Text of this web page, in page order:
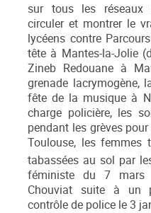
sur tous les réseaux
circuler et montrer le
lycéens contre
tête à Mantes-la-Jolie
Zineb Redouane à
grenade lacrymogène,
fête de la musique à
charge policière, les
pendant les grèves
Toulouse, les femmes
tabassées au sol par
féministe du 7 mars
Chouviat suite à un
contrôle de police le 3